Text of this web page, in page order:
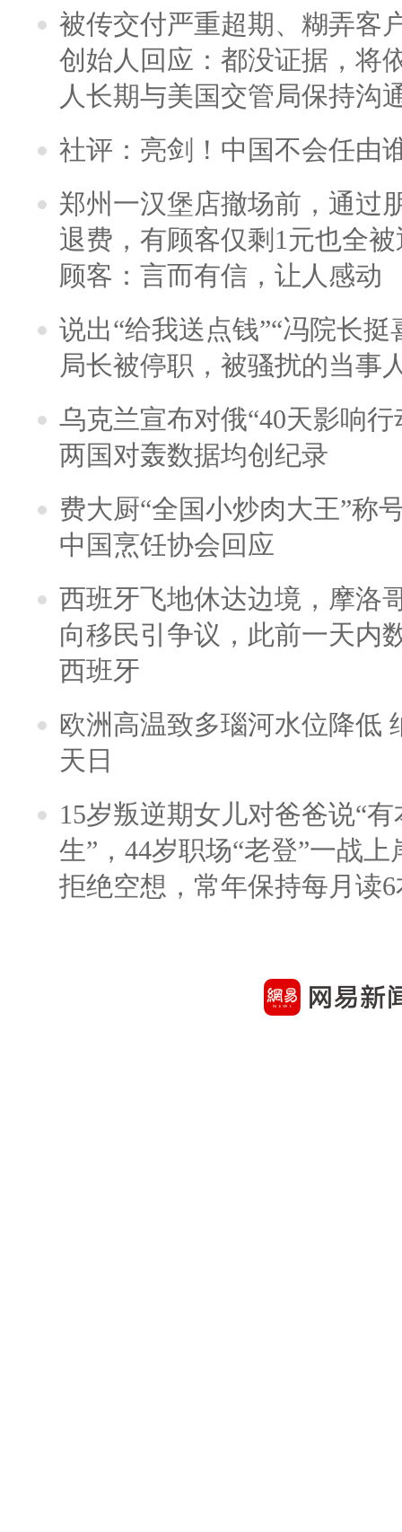
被传交付严重超期、糊弄客
创始人回应：都没证据，将
人长期与美国交管局保持沟
社评：亮剑！中国不会任由
郑州一汉堡店撤场前，通过
退费，有顾客仅剩1元也全
顾客：言而有信，让人感动
说出“给我送点钱”“冯院长
局长被停职，被骚扰的当事
乌克兰宣布对俄“40天影响
两国对轰数据均创纪录
费大厨“全国小炒肉大王”称
中国烹饪协会回应
西班牙飞地休达边境，摩洛
向移民引争议，此前一天内
西班牙
欧洲高温致多瑙河水位降低
天日
15岁叛逆期女儿对爸爸说“
生”，44岁职场“老登”一战上
拒绝空想，常年保持每月读